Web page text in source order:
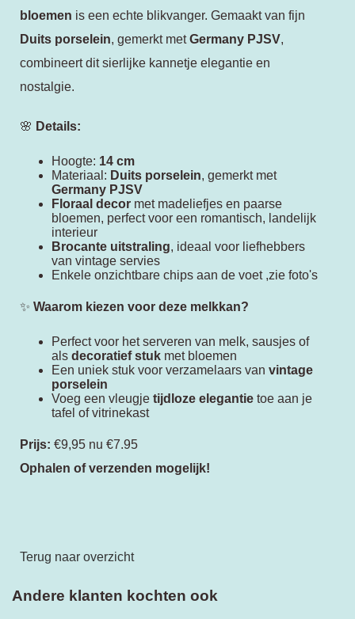
bloemen is een echte blikvanger. Gemaakt van fijn
Duits porselein, gemerkt metGermany PJSV,
combineert dit sierlijke kannetje elegantie en
nostalgie.
🌸 Details:
Hoogte: 14 cm
Materiaal: Duits porselein, gemerkt met
Germany PJSV
Floraal decor met madeliefjes en paarse
bloemen, perfect voor een romantisch, landelijk
interieur
Brocante uitstraling, ideaal voor liefhebbers
van vintage servies
Enkele onzichtbare chips aan de voet ,zie foto's
✨ Waarom kiezen voor deze melkkan?
Perfect voor het serveren van melk, sausjes of
als decoratief stuk met bloemen
Een uniek stuk voor verzamelaars van vintage
porselein
Voeg een vleugje tijdloze elegantie toe aan je
tafel of vitrinekast
Prijs: €9,95 nu €7.95
Ophalen of verzenden mogelijk!
Terug naar overzicht
Andere klanten kochten ook